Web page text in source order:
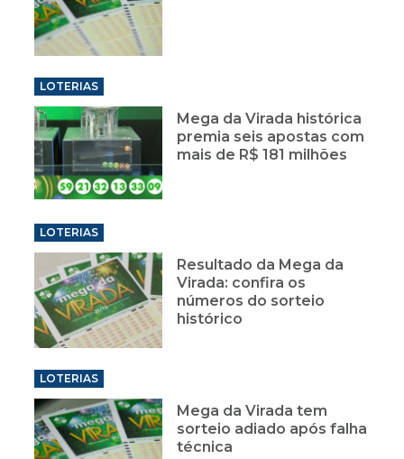
LOTERIAS
Mega da Virada histórica
premia seis apostas com
mais de R$ 181 milhões
LOTERIAS
Resultado da Mega da
Virada: confira os
números do sorteio
histórico
LOTERIAS
Mega da Virada tem
sorteio adiado após falha
técnica